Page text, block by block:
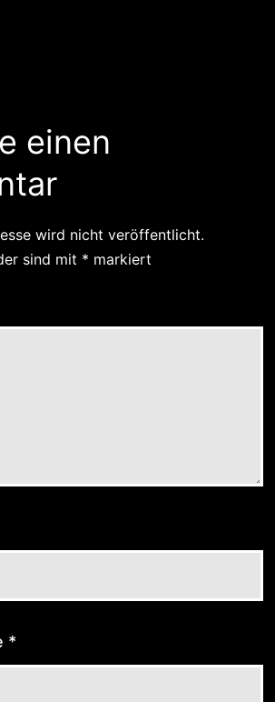
einen
wird nicht veröffentlicht.
sind mit * markiert
*